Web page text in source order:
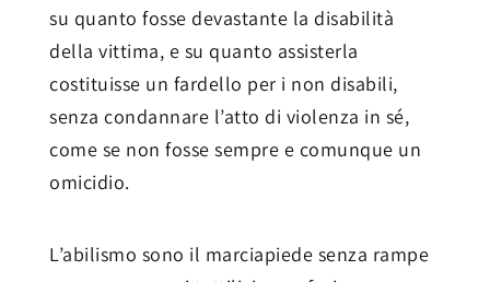
su quanto fosse devastante la disabilità
della vittima, e su quanto assisterla
costituisse un fardello per i non disabili,
senza condannare l’atto di violenza in sé,
come se non fosse sempre e comunque un
omicidio.
L’abilismo sono il marciapiede senza rampe